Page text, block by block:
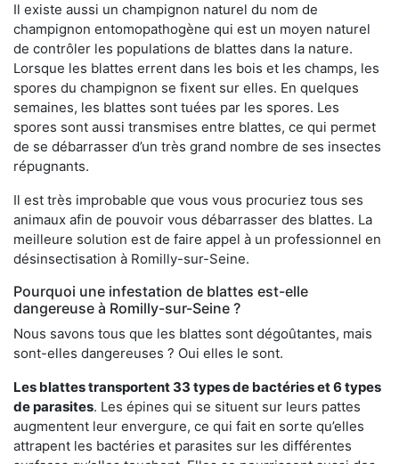
Il existe aussi un champignon naturel du nom de
champignon entomopathogène qui est un moyen naturel
de contrôler les populations de blattes dans la nature.
Lorsque les blattes errent dans les bois et les champs, les
spores du champignon se fixent sur elles. En quelques
semaines, les blattes sont tuées par les spores. Les
spores sont aussi transmises entre blattes, ce qui permet
de se débarrasser d’un très grand nombre de ses insectes
répugnants.
Il est très improbable que vous vous procuriez tous ses
animaux afin de pouvoir vous débarrasser des blattes. La
meilleure solution est de faire appel à un professionnel en
désinsectisation à Romilly-sur-Seine.
Pourquoi une infestation de blattes est-elle
dangereuse à Romilly-sur-Seine ?
Nous savons tous que les blattes sont dégoûtantes, mais
sont-elles dangereuses ? Oui elles le sont.
Les blattes transportent 33 types de bactéries et 6 types
de parasites. Les épines qui se situent sur leurs pattes
augmentent leur envergure, ce qui fait en sorte qu’elles
attrapent les bactéries et parasites sur les différentes